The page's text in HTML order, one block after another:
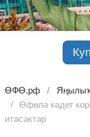
ӨФӨ.рф
Өфөлә кадет
итәсәктәр